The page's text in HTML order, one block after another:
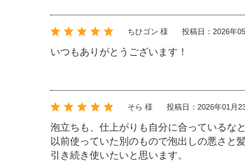
ちひゴン 様 投稿日：2026年
いつもありがとうございます！
そら 様 投稿日：2026年01月
泡立ちも、仕上がりも自分に合っているな
以前使っていた別のもので泡出しの悪さと
引き続き使いたいと思います。